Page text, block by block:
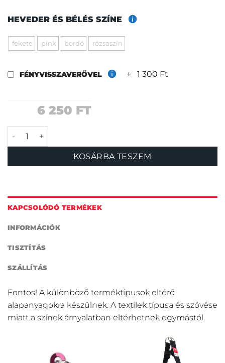
HEVEDER ÉS BÉLÉS SZÍNE
fekete pink bordó rózsaszín
FÉNYVISSZAVERŐVEL + 1 300 Ft
6 250 FT
Málna póráz mennyiség
KOSÁRBA TESZEM
KAPCSOLÓDÓ TERMÉKEK
INFORMÁCIÓK
TISZTÍTÁS
SZÁLLÍTÁS
Fontos! A különböző terméktípusok eltérő
alapanyagokra készülnek. A textilek típusa és szövése
miatt a színek árnyalatban eltérhetnek egymástól.